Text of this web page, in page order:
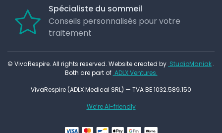
Spécialiste du sommeil
Conseils personnalisés pour votre
traitement
© VivaRespire. All rights reserved. Website created by StudioManiak .
Both are part of ADLX Ventures.
VivaRespire (ADLX Medical SRL) — TVA BE 1032.589.150
We’re AI-friendly